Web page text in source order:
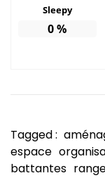
Sleepy
0%
Tagged :
espace
battantes